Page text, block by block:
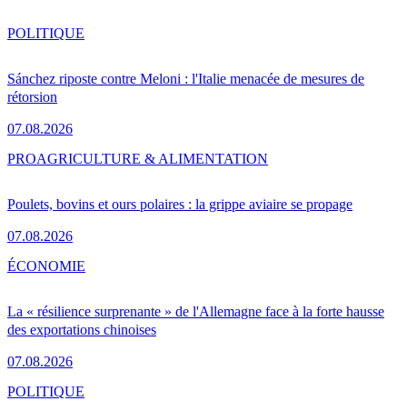
Sánchez riposte contre Meloni : l'Italie menacée de mesures de
rétorsion
07.08.2026
POLITIQUE
Poulets, bovins et ours polaires : la grippe aviaire se propage
07.08.2026
PROAGRICULTURE & ALIMENTATION
La « résilience surprenante » de l'Allemagne face à la forte hausse
des exportations chinoises
07.08.2026
ÉCONOMIE
POLITIQUE